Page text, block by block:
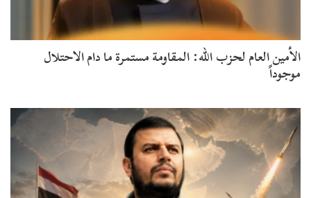
الأمين العام لحزب الله: المقاومة مستمرة ما دام الاحتلال
موجوداً